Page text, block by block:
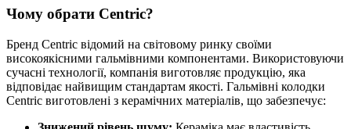
Чому обрати Centric?
Бренд Centric відомий на світовому ринку своїми
високоякісними гальмівними компонентами. Використовуючи
сучасні технології, компанія виготовляє продукцію, яка
відповідає найвищим стандартам якості. Гальмівні колодки
Centric виготовлені з керамічних матеріалів, що забезпечує: